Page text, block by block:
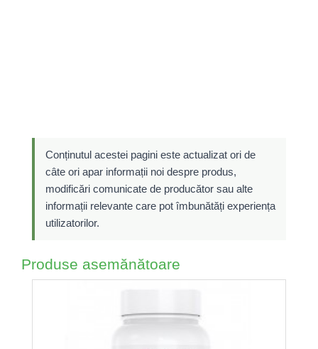
Conținutul acestei pagini este actualizat ori de
câte ori apar informații noi despre produs,
modificări comunicate de producător sau alte
informații relevante care pot îmbunătăți experiența
utilizatorilor.
Produse asemănătoare